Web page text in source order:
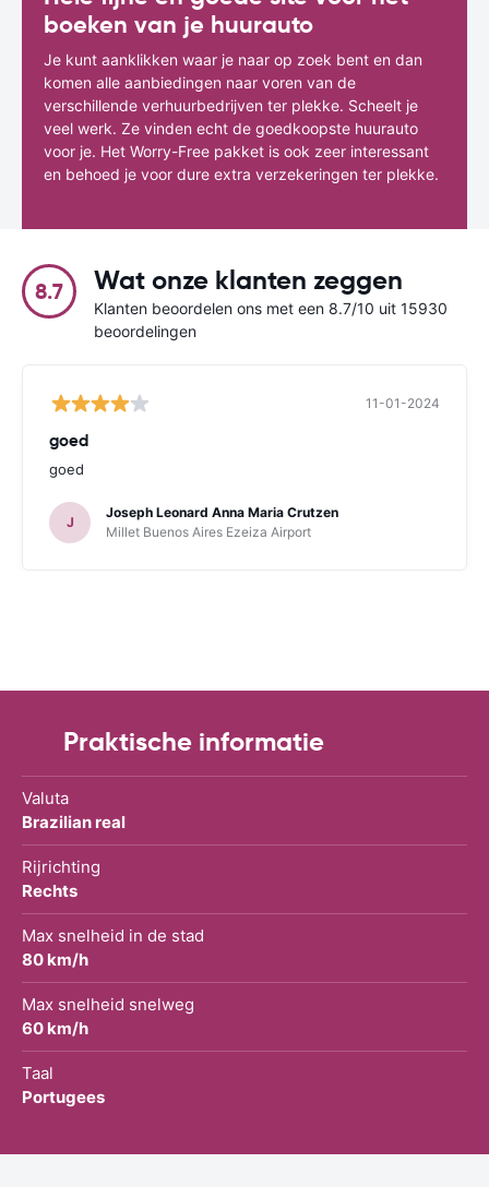
boeken van je huurauto
Je kunt aanklikken waar je naar op zoek bent en dan
komen alle aanbiedingen naar voren van de
verschillende verhuurbedrijven ter plekke. Scheelt je
veel werk. Ze vinden echt de goedkoopste huurauto
voor je. Het Worry-Free pakket is ook zeer interessant
en behoed je voor dure extra verzekeringen ter plekke.
8.7 Wat onze klanten zeggen
Klanten beoordelen ons met een 8.7/10 uit 15930
beoordelingen
11-01-2024
goed
goed
J
Joseph Leonard Anna Maria Crutzen
Millet Buenos Aires Ezeiza Airport
Praktische informatie
Valuta
Brazilian real
Rijrichting
Rechts
Max snelheid in de stad
80 km/h
Max snelheid snelweg
60 km/h
Taal
Portugees